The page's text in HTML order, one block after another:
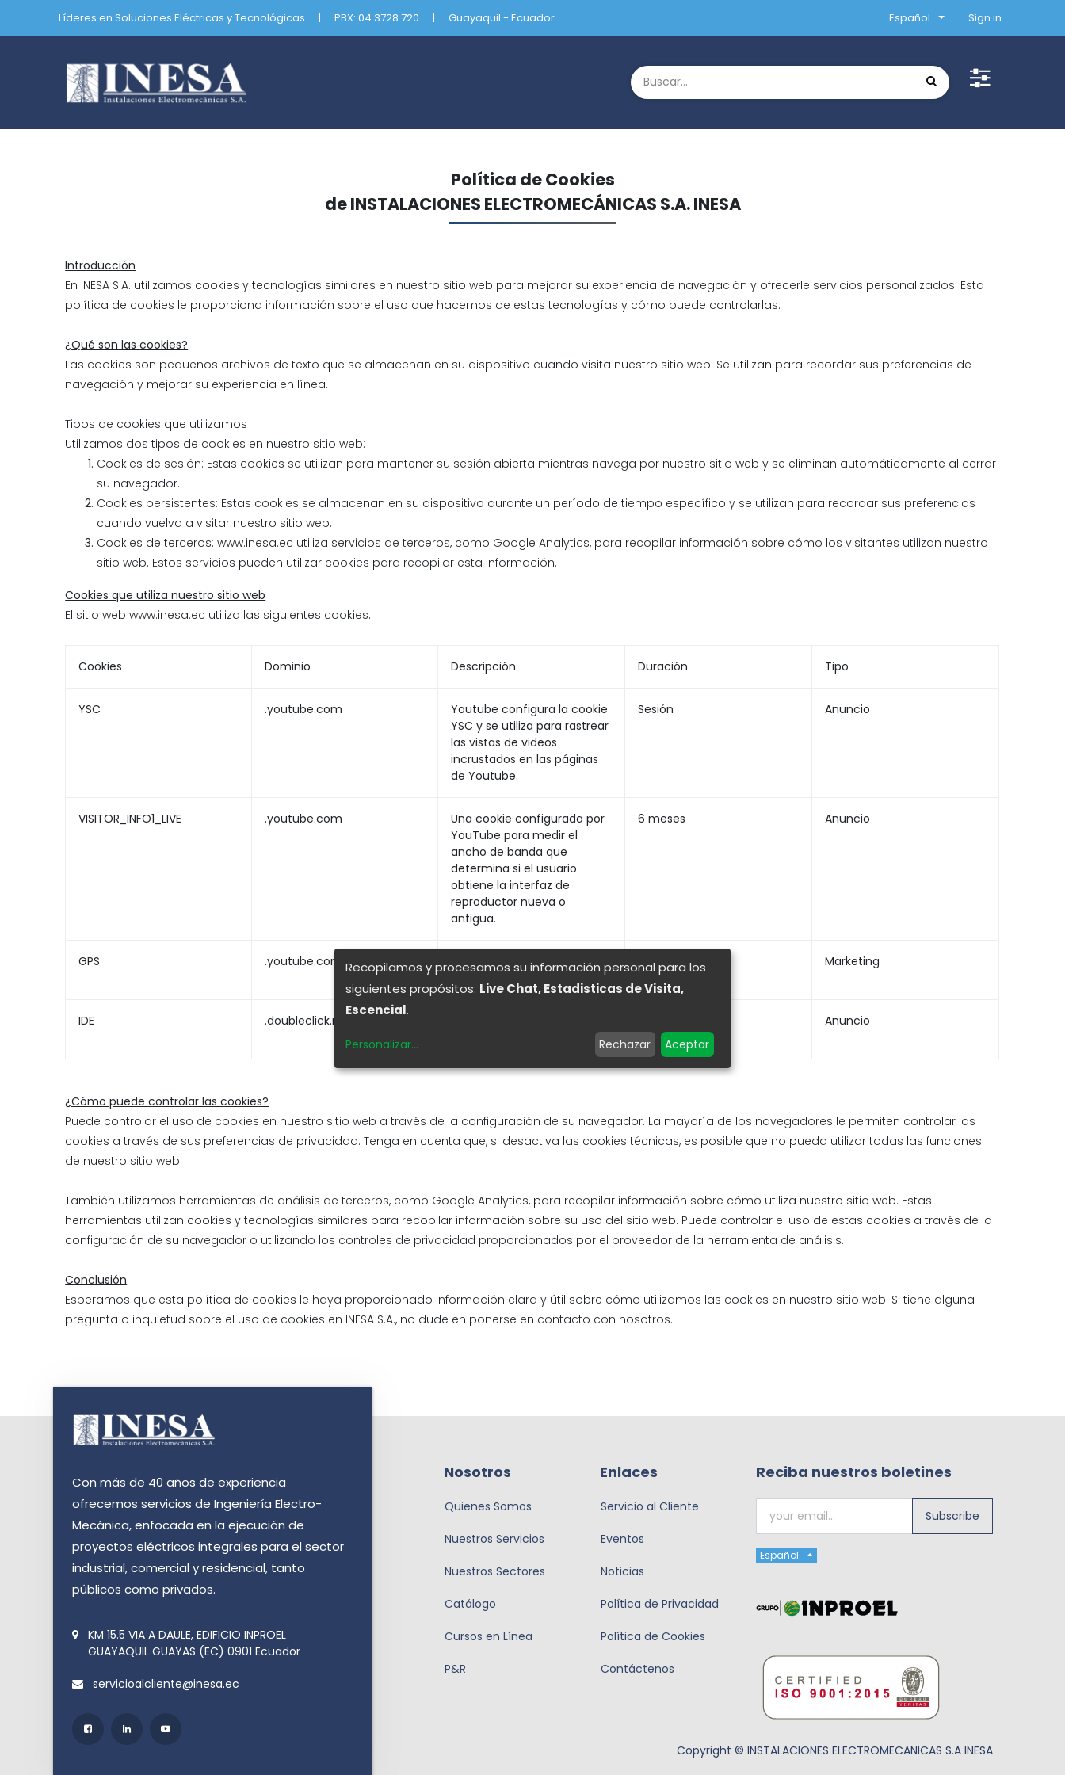
Líderes en Soluciones Eléctricas y Tecnológicas | PBX: 04 3728 720 | Guayaquil - Ecuador Español Sign in
Política de Cookies
de INSTALACIONES ELECTROMECÁNICAS S.A. INESA
Introducción
En INESA S.A. utilizamos cookies y tecnologías similares en nuestro sitio web para mejorar su experiencia de navegación y ofrecerle servicios personalizados. Esta
política de cookies le proporciona información sobre el uso que hacemos de estas tecnologías y cómo puede controlarlas.
¿Qué son las cookies?
Las cookies son pequeños archivos de texto que se almacenan en su dispositivo cuando visita nuestro sitio web. Se utilizan para recordar sus preferencias de
navegación y mejorar su experiencia en línea.
Tipos de cookies que utilizamos
Utilizamos dos tipos de cookies en nuestro sitio web:
Cookies de sesión: Estas cookies se utilizan para mantener su sesión abierta mientras navega por nuestro sitio web y se eliminan automáticamente al cerrar
su navegador.
Cookies persistentes: Estas cookies se almacenan en su dispositivo durante un período de tiempo específico y se utilizan para recordar sus preferencias
cuando vuelva a visitar nuestro sitio web.
Cookies de terceros: www.inesa.ec utiliza servicios de terceros, como Google Analytics, para recopilar información sobre cómo los visitantes utilizan nuestro
sitio web. Estos servicios pueden utilizar cookies para recopilar esta información.
Cookies que utiliza nuestro sitio web
El sitio web www.inesa.ec utiliza las siguientes cookies:
Cookies Dominio Descripción Duración Tipo
YSC .youtube.com
Youtube configura la cookie
YSC y se utiliza para rastrear
las vistas de videos
incrustados en las páginas
de Youtube.
Sesión Anuncio
VISITOR_INFO1_LIVE .youtube.com
Una cookie configurada por
YouTube para medir el
ancho de banda que
determina si el usuario
obtiene la interfaz de
reproductor nueva o
antigua.
6 meses Anuncio
GPS .youtube.com
para almacenar datos de
Sesión Marketing
IDE .doubleclick.net
de anuncios o reorientación
Anuncio
¿Cómo puede controlar las cookies?
Puede controlar el uso de cookies en nuestro sitio web a través de la configuración de su navegador. La mayoría de los navegadores le permiten controlar las
cookies a través de sus preferencias de privacidad. Tenga en cuenta que, si desactiva las cookies técnicas, es posible que no pueda utilizar todas las funciones
de nuestro sitio web.
También utilizamos herramientas de análisis de terceros, como Google Analytics, para recopilar información sobre cómo utiliza nuestro sitio web. Estas
herramientas utilizan cookies y tecnologías similares para recopilar información sobre su uso del sitio web. Puede controlar el uso de estas cookies a través de la
configuración de su navegador o utilizando los controles de privacidad proporcionados por el proveedor de la herramienta de análisis.
Conclusión
Esperamos que esta política de cookies le haya proporcionado información clara y útil sobre cómo utilizamos las cookies en nuestro sitio web. Si tiene alguna
pregunta o inquietud sobre el uso de cookies en INESA S.A., no dude en ponerse en contacto con nosotros.
Con más de 40 años de experiencia
ofrecemos servicios de Ingeniería Electro-
Mecánica, enfocada en la ejecución de
proyectos eléctricos integrales para el sector
industrial, comercial y residencial, tanto
públicos como privados.
KM 15.5 VIA A DAULE, EDIFICIO INPROEL
GUAYAQUIL GUAYAS (EC) 0901 Ecuador
servicioalcliente@inesa.ec
Nosotros
Quienes Somos
Nuestros Servicios
Nuestros Sectores
Catálogo
Cursos en Línea
P&R
Enlaces
Servicio al Cliente
Eventos
Noticias
Política de Privacidad
Política de Cookies
Contáctenos
Reciba nuestros boletines
Subscribe
Español
Copyright © INSTALACIONES ELECTROMECANICAS S.A INESA
Recopilamos y procesamos su información personal para los
siguientes propósitos: Live Chat, Estadisticas de Visita,
Escencial.
Personalizar... Rechazar Aceptar